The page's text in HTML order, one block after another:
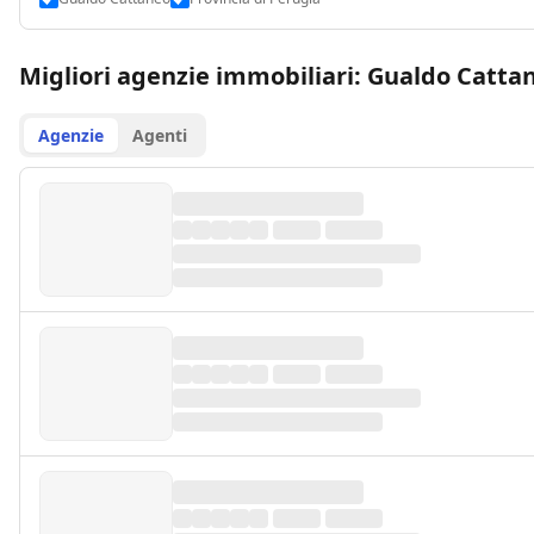
Migliori agenzie immobiliari: Gualdo
Agenzie Agenti